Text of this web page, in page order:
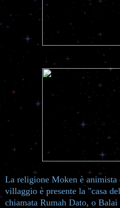
La religione Moken è animista
villaggio è presente la "casa
chiamata Rumah Dato, o